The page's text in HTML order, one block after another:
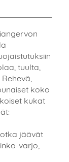
tuulta,
koko
kukat
jäävät
varjo,